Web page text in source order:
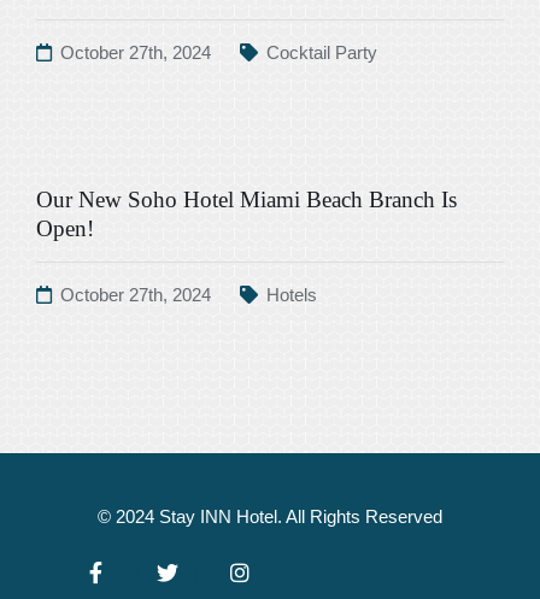
October 27th, 2024 Cocktail Party
Our New Soho Hotel Miami Beach Branch Is
Open!
October 27th, 2024 Hotels
© 2024 Stay INN Hotel. All Rights Reserved